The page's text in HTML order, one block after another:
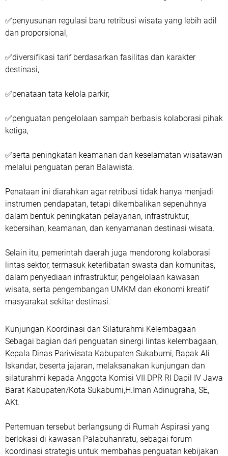
✅penyusunan regulasi baru retribusi wisata yang lebih adil
dan proporsional,
✅diversifikasi tarif berdasarkan fasilitas dan karakter
destinasi,
✅penataan tata kelola parkir,
✅penguatan pengelolaan sampah berbasis kolaborasi pihak
ketiga,
✅serta peningkatan keamanan dan keselamatan wisatawan
melalui penguatan peran Balawista.
Penataan ini diarahkan agar retribusi tidak hanya menjadi
instrumen pendapatan, tetapi dikembalikan sepenuhnya
dalam bentuk peningkatan pelayanan, infrastruktur,
kebersihan, keamanan, dan kenyamanan destinasi wisata.
Selain itu, pemerintah daerah juga mendorong kolaborasi
lintas sektor, termasuk keterlibatan swasta dan komunitas,
dalam penyediaan infrastruktur, pengelolaan kawasan
wisata, serta pengembangan UMKM dan ekonomi kreatif
masyarakat sekitar destinasi.
Kunjungan Koordinasi dan Silaturahmi Kelembagaan
Sebagai bagian dari penguatan sinergi lintas kelembagaan,
Kepala Dinas Pariwisata Kabupaten Sukabumi, Bapak Ali
Iskandar, beserta jajaran, melaksanakan kunjungan dan
silaturahmi kepada Anggota Komisi VII DPR RI Dapil IV Jawa
Barat Kabupaten/Kota Sukabumi,H.Iman Adinugraha, SE,
AKt.
Pertemuan tersebut berlangsung di Rumah Aspirasi yang
berlokasi di kawasan Palabuhanratu, sebagai forum
koordinasi strategis untuk membahas penguatan kebijakan